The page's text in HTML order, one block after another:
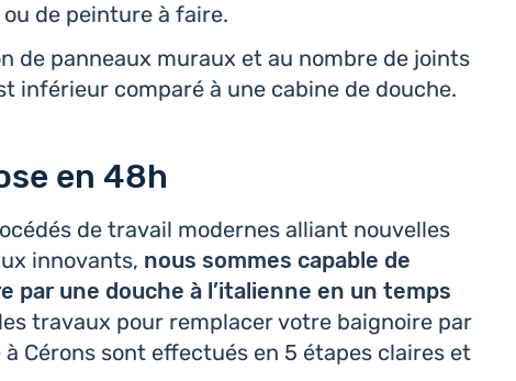
de pein­ture à faire.
de pan­neaux muraux et au nombre de joints
infé­rieur comparé à une cabine de douche.
en 48h
de travail modernes alliant nou­velles
inno­vants, nous sommes capable de
par une douche à l’i­ta­lienne en un temps
les travaux pour rem­pla­cer votre bai­gnoire par
à Cérons sont effec­tués en 5 étapes claires et